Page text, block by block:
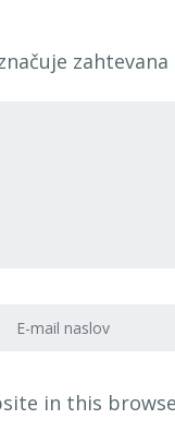
E-mail naslov
in this